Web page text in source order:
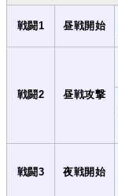
戦闘1 昼戦開始
戦闘2 昼戦攻撃
戦闘3 夜戦開始